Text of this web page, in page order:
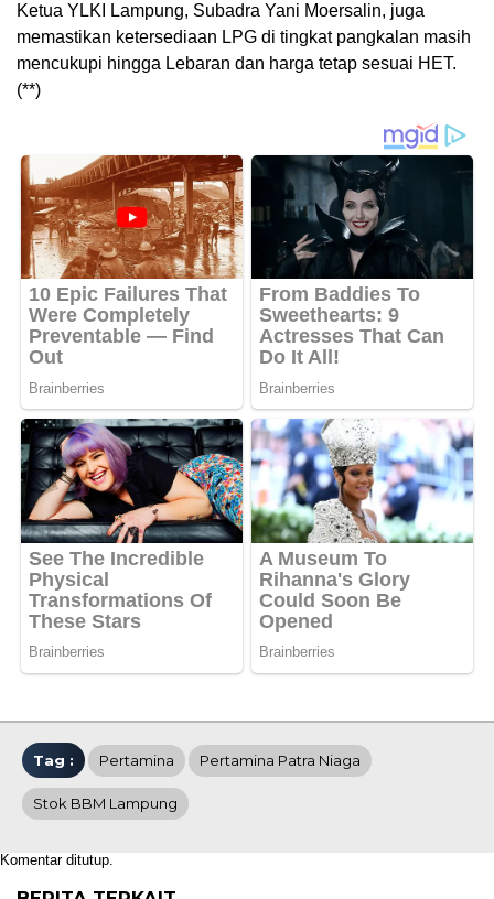
Ketua YLKI Lampung, Subadra Yani Moersalin, juga
memastikan ketersediaan LPG di tingkat pangkalan masih
mencukupi hingga Lebaran dan harga tetap sesuai HET.
(**)
Tag : Pertamina Pertamina Patra Niaga
Stok BBM Lampung
Komentar ditutup.